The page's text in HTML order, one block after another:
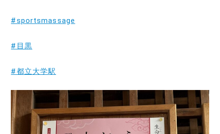
#sportsmassage
#目黒
#都立大学駅